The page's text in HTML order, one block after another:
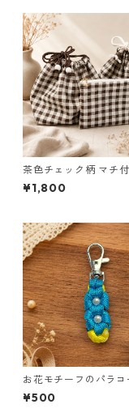
茶色チェック柄 マチ
着・巾着・ミニポーチ
ト O66 巾着袋 布小物
¥1,800
お花モチーフのパラコ
ーホルダー ブルー×イ
ハンドメイド 国産 本
¥500